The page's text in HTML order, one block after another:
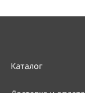
Каталог